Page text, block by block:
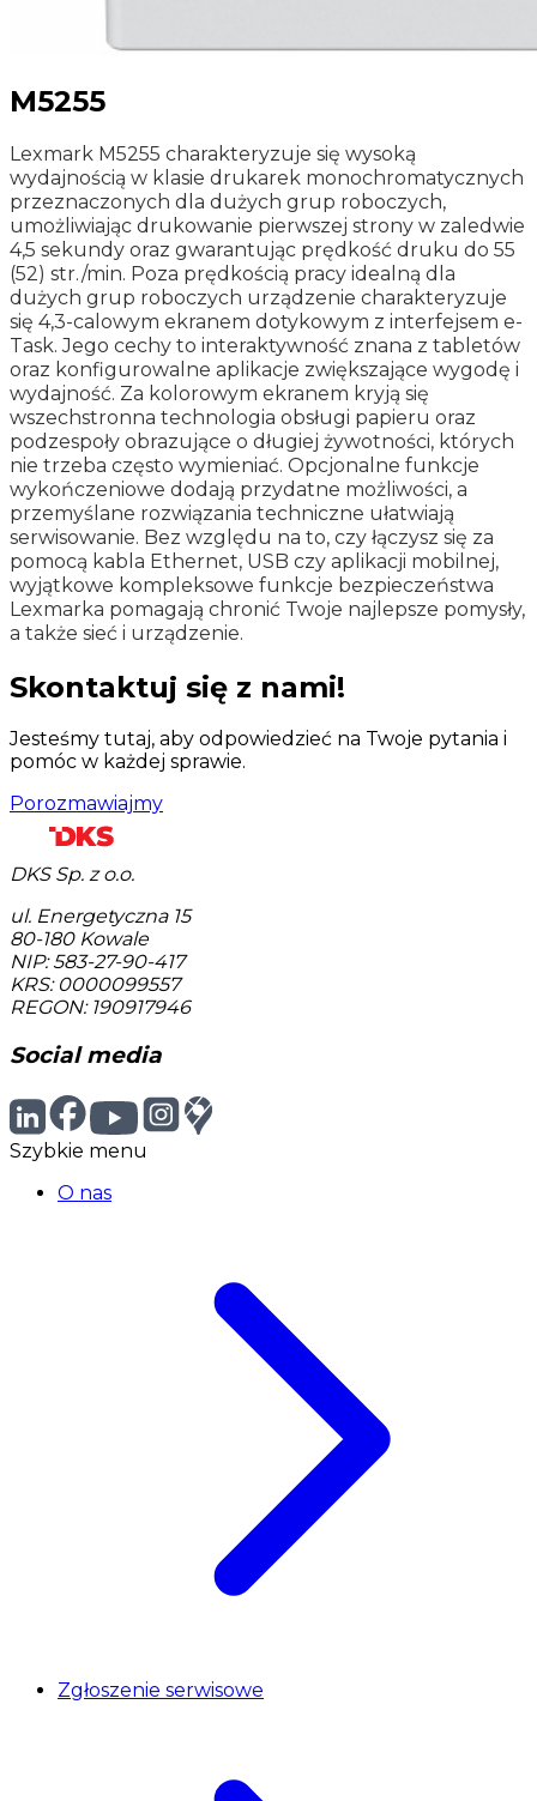
M5255
Lexmark M5255 charakteryzuje się wysoką
wydajnością w klasie drukarek monochromatycznych
przeznaczonych dla dużych grup roboczych,
umożliwiając drukowanie pierwszej strony w zaledwie
4,5 sekundy oraz gwarantując prędkość druku do 55
(52) str./min. Poza prędkością pracy idealną dla
dużych grup roboczych urządzenie charakteryzuje
się 4,3-calowym ekranem dotykowym z interfejsem e-
Task. Jego cechy to interaktywność znana z tabletów
oraz konfigurowalne aplikacje zwiększające wygodę i
wydajność. Za kolorowym ekranem kryją się
wszechstronna technologia obsługi papieru oraz
podzespoły obrazujące o długiej żywotności, których
nie trzeba często wymieniać. Opcjonalne funkcje
wykończeniowe dodają przydatne możliwości, a
przemyślane rozwiązania techniczne ułatwiają
serwisowanie. Bez względu na to, czy łączysz się za
pomocą kabla Ethernet, USB czy aplikacji mobilnej,
wyjątkowe kompleksowe funkcje bezpieczeństwa
Lexmarka pomagają chronić Twoje najlepsze pomysły,
a także sieć i urządzenie.
Skontaktuj się z nami!
Jesteśmy tutaj, aby odpowiedzieć na Twoje pytania i
pomóc w każdej sprawie.
Porozmawiajmy
DKS Sp. z o.o.
ul. Energetyczna 15
80-180 Kowale
NIP: 583-27-90-417
KRS: 0000099557
REGON: 190917946
Social media
Szybkie menu
O nas
Zgłoszenie serwisowe